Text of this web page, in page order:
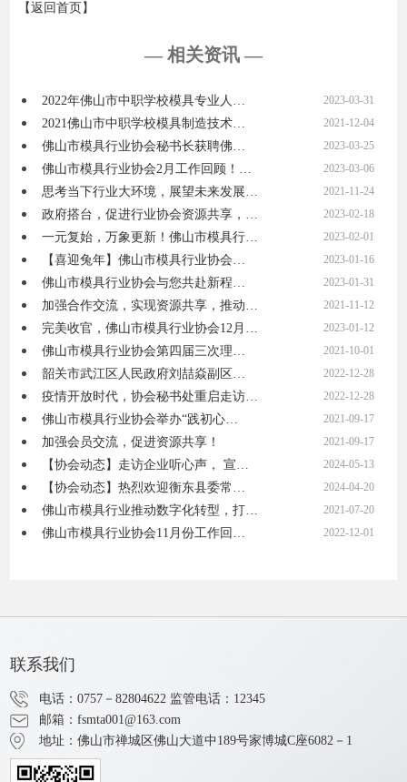
【返回首页】
— 相关资讯 —
2022年佛山市中职学校模具专业人… 2023-03-31
2021佛山市中职学校模具制造技术… 2021-12-04
佛山市模具行业协会秘书长获聘佛… 2023-03-25
佛山市模具行业协会2月工作回顾！… 2023-03-06
思考当下行业大环境，展望未来发展… 2021-11-24
政府搭台，促进行业协会资源共享，… 2023-02-18
一元复始，万象更新！佛山市模具行… 2023-02-01
【喜迎兔年】佛山市模具行业协会… 2023-01-16
佛山市模具行业协会与您共赴新程… 2023-01-31
加强合作交流，实现资源共享，推动… 2021-11-12
完美收官，佛山市模具行业协会12月… 2023-01-12
佛山市模具行业协会第四届三次理… 2021-10-01
韶关市武江区人民政府刘喆焱副区… 2022-12-28
疫情开放时代，协会秘书处重启走访… 2022-12-28
佛山市模具行业协会举办“践初心… 2021-09-17
加强会员交流，促进资源共享！ 2021-09-17
【协会动态】走访企业听心声， 宣… 2024-05-13
【协会动态】热烈欢迎衡东县委常… 2024-04-20
佛山市模具行业推动数字化转型，打… 2021-07-20
佛山市模具行业协会11月份工作回… 2022-12-01
联系我们
电话：0757－82804622 监管电话：12345
邮箱：fsmta001@163.com
地址：佛山市禅城区佛山大道中189号家博城C座6082－1